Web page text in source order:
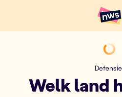
Welk land
Defensie
Welk land